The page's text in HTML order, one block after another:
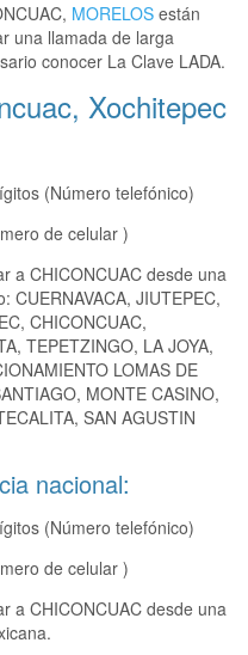
MORELOS están
una llamada de larga
conocer La Clave LADA.
Xochitepec
(Número telefónico)
de celular )
a CHICONCUAC desde una
CUERNAVACA, JIUTEPEC,
CHICONCUAC,
TEPETZINGO, LA JOYA,
LOMAS DE
MONTE CASINO,
SAN AGUSTIN
nacional:
(Número telefónico)
de celular )
a CHICONCUAC desde una